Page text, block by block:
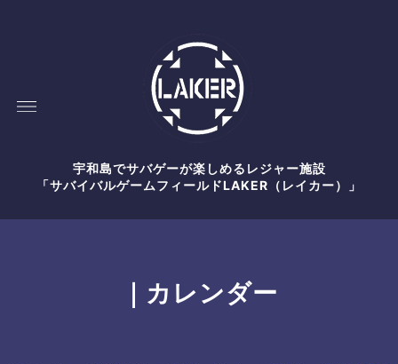
宇和島でサバゲーが楽しめるレジャー施設
「サバイバルゲームフィールドLAKER（レイカー）」
｜カレンダー